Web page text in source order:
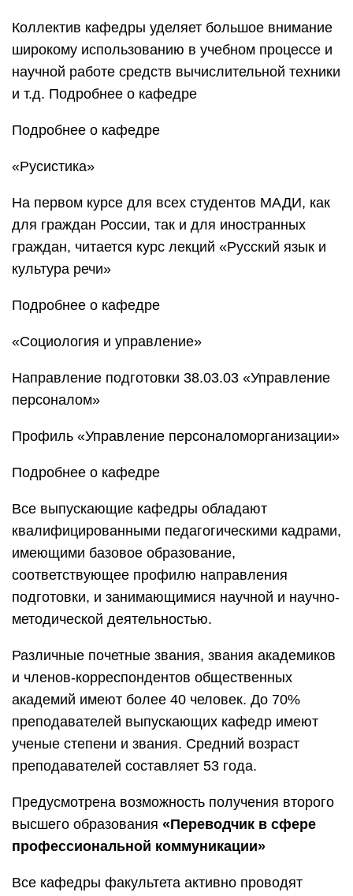
Коллектив кафедры уделяет большое внимание
широкому использованию в учебном процессе и
научной работе средств вычислительной техники
и т.д. Подробнее о кафедре
Подробнее о кафедре
«Русистика»
На первом курсе для всех студентов МАДИ, как
для граждан России, так и для иностранных
граждан, читается курс лекций «Русский язык и
культура речи»
Подробнее о кафедре
«Социология и управление»
Направление подготовки 38.03.03 «Управление
персоналом»
Профиль «Управление персоналоморганизации»
Подробнее о кафедре
Все выпускающие кафедры обладают
квалифицированными педагогическими кадрами,
имеющими базовое образование,
соответствующее профилю направления
подготовки, и занимающимися научной и научно-
методической деятельностью.
Различные почетные звания, звания академиков
и членов-корреспондентов общественных
академий имеют более 40 человек. До 70%
преподавателей выпускающих кафедр имеют
ученые степени и звания. Средний возраст
преподавателей составляет 53 года.
Предусмотрена возможность получения второго
высшего образования «Переводчик в сфере
профессиональной коммуникации»
Все кафедры факультета активно проводят